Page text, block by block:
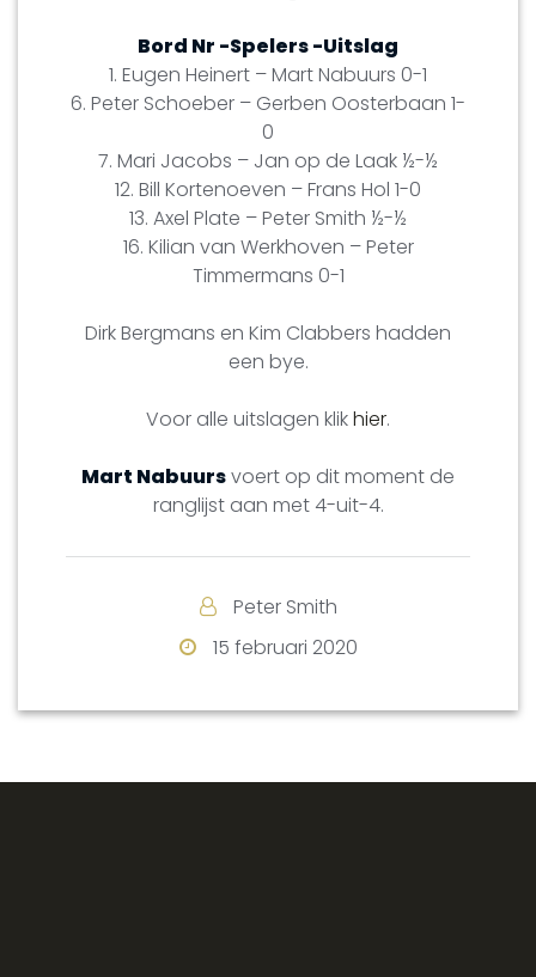
Bord Nr -Spelers -Uitslag
1. Eugen Heinert – Mart Nabuurs 0-1
6. Peter Schoeber – Gerben Oosterbaan 1-
0
7. Mari Jacobs – Jan op de Laak ½-½
12. Bill Kortenoeven – Frans Hol 1-0
13. Axel Plate – Peter Smith ½-½
16. Kilian van Werkhoven – Peter
Timmermans 0-1
Dirk Bergmans en Kim Clabbers hadden
een bye.
Voor alle uitslagen klikhier.
Mart Nabuursvoert op dit moment de
ranglijst aan met 4-uit-4.
Peter Smith
15 februari 2020